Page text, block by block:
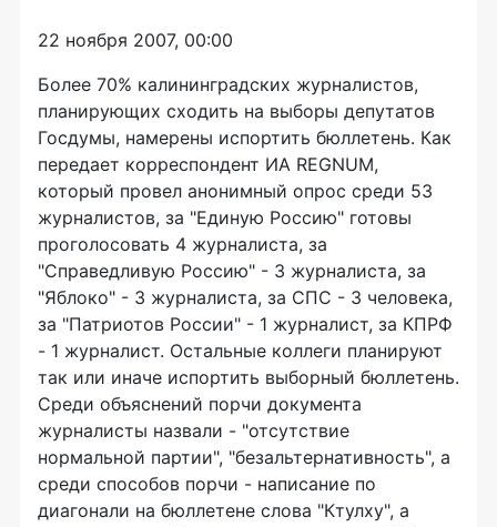
22 ноября 2007, 00:00
Более 70% калининградских журналистов,
планирующих сходить на выборы депутатов
Госдумы, намерены испортить бюллетень. Как
передает корреспондент ИА REGNUM,
который провел анонимный опрос среди 53
журналистов, за "Единую Россию" готовы
проголосовать 4 журналиста, за
"Справедливую Россию" - 3 журналиста, за
"Яблоко" - 3 журналиста, за СПС - 3 человека,
за "Патриотов России" - 1 журналист, за КПРФ
- 1 журналист. Остальные коллеги планируют
так или иначе испортить выборный бюллетень.
Среди объяснений порчи документа
журналисты назвали - "отсутствие
нормальной партии", "безальтернативность", а
среди способов порчи - написание по
диагонали на бюллетене слова "Ктулху", а